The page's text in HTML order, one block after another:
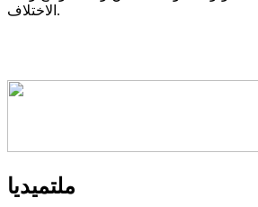
الاختلاف.
ملتميديا